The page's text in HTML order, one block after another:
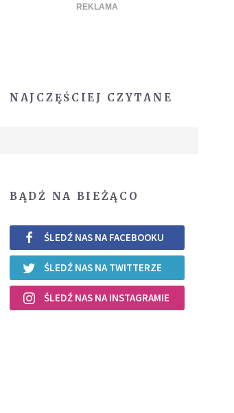
NAJCZĘŚCIEJ CZYTANE
BĄDŹ NA BIEŻĄCO
ŚLEDŹ NAS NA FACEBOOKU
ŚLEDŹ NAS NA TWITTERZE
ŚLEDŹ NAS NA INSTAGRAMIE